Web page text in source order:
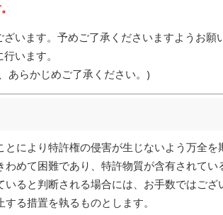
います。予めご了承くださいますようお願
います。
あらかじめご了承ください。)
により特許権の侵害が生じないよう万全
めて困難であり、特許物質が含有されてい
ると判断される場合には、お手数ではござ
る措置を執るものとします。